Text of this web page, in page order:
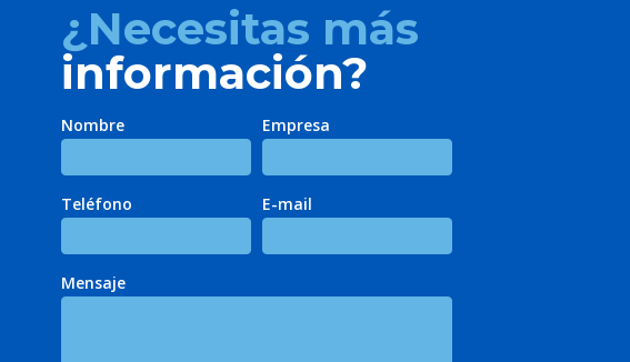
¿Necesitas más
información?
Nombre Empresa
Teléfono E-mail
Mensaje